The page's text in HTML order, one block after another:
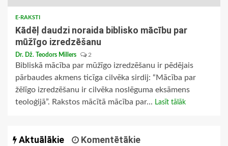
E-RAKSTI
Kādēļ daudzi noraida biblisko mācību par
mūžīgo izredzēšanu
Dr. Dž. Teodors Millers 2
Bibliskā mācība par mūžīgo izredzēšanu ir pēdējais
pārbaudes akmens ticīga cilvēka sirdij: “Mācība par
žēlīgo izredzēšanu ir cilvēka noslēguma eksāmens
teoloģijā”. Rakstos mācītā mācība par... Lasīt tālāk
Aktuālākie Komentētākie